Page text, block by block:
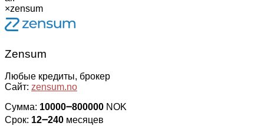
×zensum
Zensum
Любые кредиты, брокер
Сайт: zensum.no
Сумма: 10000౼800000 NOK
Срок: 12౼240 месяцев